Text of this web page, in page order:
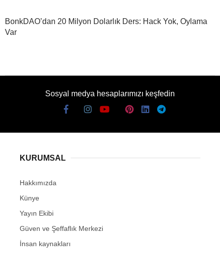
BonkDAO’dan 20 Milyon Dolarlık Ders: Hack Yok, Oylama
Var
Sosyal medya hesaplarımızı keşfedin
KURUMSAL
Hakkımızda
Künye
Yayın Ekibi
Güven ve Şeffaflık Merkezi
İnsan kaynakları